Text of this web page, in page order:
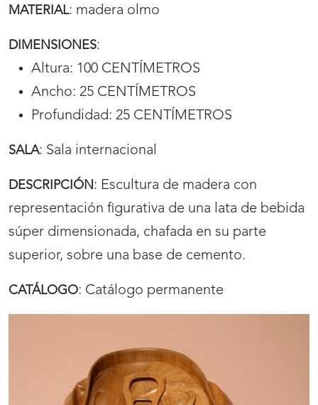
MATERIAL: madera olmo
DIMENSIONES:
Altura: 100 CENTÍMETROS
Ancho: 25 CENTÍMETROS
Profundidad: 25 CENTÍMETROS
SALA: Sala internacional
DESCRIPCIÓN: Escultura de madera con
representación figurativa de una lata de bebida
súper dimensionada, chafada en su parte
superior, sobre una base de cemento.
CATÁLOGO: Catálogo permanente